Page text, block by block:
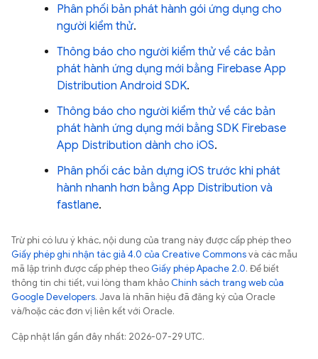
Phân phối bản phát hành gói ứng dụng cho
người kiểm thử.
Thông báo cho người kiểm thử về các bản
phát hành ứng dụng mới bằng Firebase App
Distribution Android SDK.
Thông báo cho người kiểm thử về các bản
phát hành ứng dụng mới bằng SDK Firebase
App Distribution dành cho iOS.
Phân phối các bản dựng iOS trước khi phát
hành nhanh hơn bằng App Distribution và
fastlane.
Trừ phi có lưu ý khác, nội dung của trang này được cấp phép theo
Giấy phép ghi nhận tác giả 4.0 của Creative Commonsvà các mẫu
mã lập trình được cấp phép theoGiấy phép Apache 2.0. Để biết
thông tin chi tiết, vui lòng tham khảoChính sách trang web của
Google Developers. Java là nhãn hiệu đã đăng ký của Oracle
và/hoặc các đơn vị liên kết với Oracle.
Cập nhật lần gần đây nhất: 2026-07-29 UTC.